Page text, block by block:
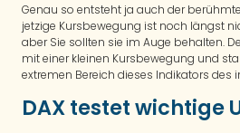
Genau so entsteht ja auch der
jetzige Kursbewegung ist noch längst
aber Sie sollten sie im Auge behalten.
mit einer kleinen Kursbewegung und
extremen Bereich dieses Indikators des
DAX testet wichtige